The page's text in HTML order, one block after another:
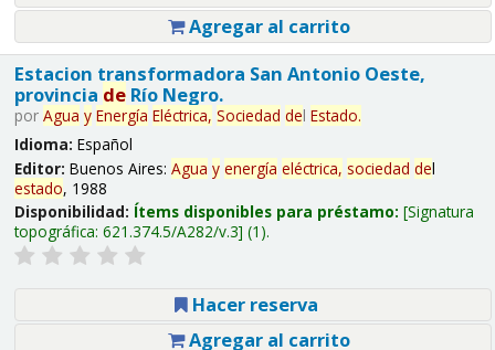
Agregar al carrito
Estacion transformadora San Antonio Oeste,
provincia deRío Negro.
por Agua y Energía Eléctrica, Sociedad del Estado.
Idioma: Español
Editor: Buenos Aires: Agua y energía eléctrica, sociedad del
estado, 1988
Disponibilidad: Ítems disponibles para préstamo: Signatura
topográfica: 621.374.5/A282/v.3 (1).
Hacer reserva
Agregar al carrito